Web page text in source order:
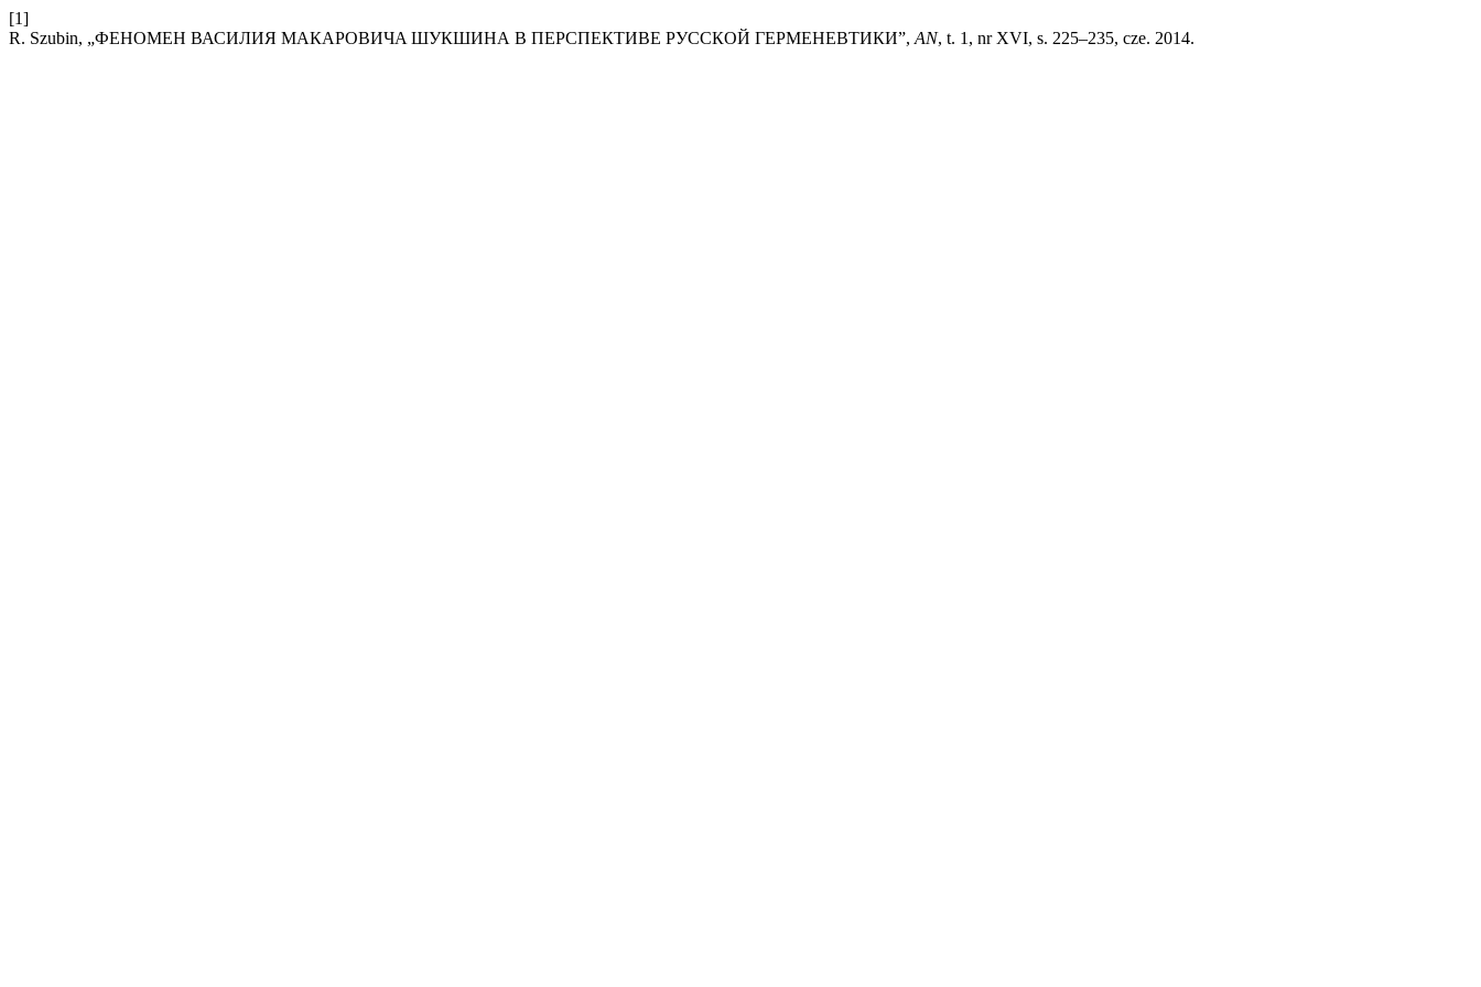
[1]
R. Szubin, „ФЕНОМЕН ВАСИЛИЯ МАКАРОВИЧA ШУКШИНА В ПЕРСПЕКТИВЕ РУССКОЙ ГЕРМЕНЕВТИКИ”, AN, t. 1, nr XVI, s. 225–235, cze. 2014.